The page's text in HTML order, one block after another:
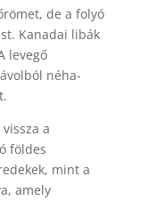
de a folyó
Kanadai libák
levegő
néha-
a
földes
mint a
amely